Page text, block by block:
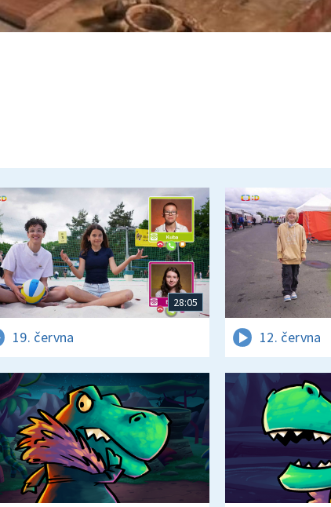
28:05
19. června 12. června